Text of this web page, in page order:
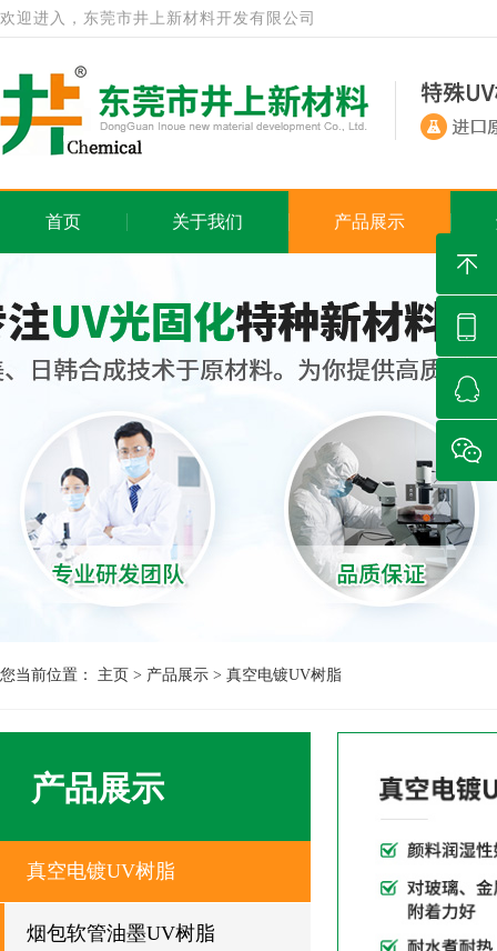
欢迎进入，东莞市井上新材料开发有限公司
首页 关于我们 产品展示
您当前位置： 主页 > 产品展示 > 真空电镀UV树脂
产品展示
真空电镀UV树脂
烟包软管油墨UV树脂